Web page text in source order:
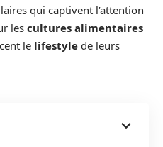
qui captivent l’attention
les cultures alimentaires
le lifestyle de leurs